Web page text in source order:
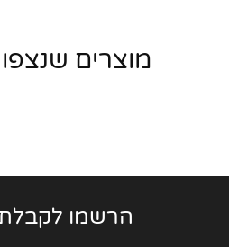
מוצרים
הרשמו לקבלת